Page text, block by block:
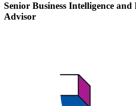
Senior Business Intelligence and
Advisor